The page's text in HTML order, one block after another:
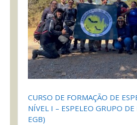
CURSO DE FORMAÇÃO DE
NÍVEL I – ESPELEO GRUPO DE
EGB)